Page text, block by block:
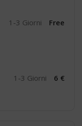
1-3 Giorni Free
1-3 Giorni 6 €